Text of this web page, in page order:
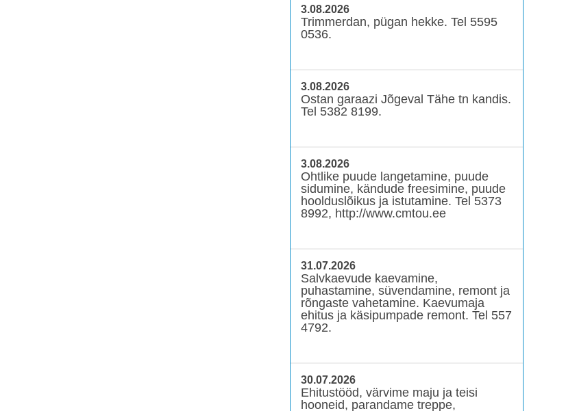
3.08.2026
Trimmerdan, pügan hekke. Tel 5595
0536.
3.08.2026
Ostan garaazi Jõgeval Tähe tn kandis.
Tel 5382 8199.
3.08.2026
Ohtlike puude langetamine, puude
sidumine, kändude freesimine, puude
hoolduslõikus ja istutamine. Tel 5373
8992, http://www.cmtou.ee
31.07.2026
Salvkaevude kaevamine,
puhastamine, süvendamine, remont ja
rõngaste vahetamine. Kaevumaja
ehitus ja käsipumpade remont. Tel 557
4792.
30.07.2026
Ehitustööd, värvime maju ja teisi
hooneid, parandame treppe,